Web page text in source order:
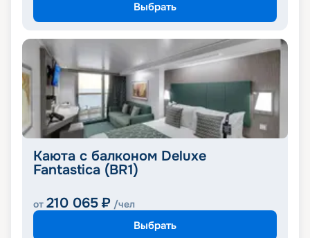
Выбрать
Каюта с балконом Deluxe
Fantastica (BR1)
от 210 065 ₽ /чел
Выбрать